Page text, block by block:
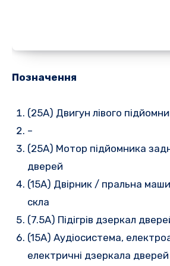
Позначення
(25A) Двигун лівого
–
(25A) Мотор підйомника
дверей
(15A) Двірник / пральна
скла
(7.5A) Підігрів дзеркал
(15A) Аудіосистема,
електричні дзеркала дверей